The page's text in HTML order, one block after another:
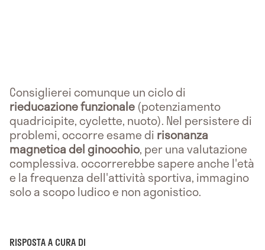
Consiglierei comunque un ciclo di
rieducazione funzionale (potenziamento
quadricipite, cyclette, nuoto). Nel persistere di
problemi, occorre esame di risonanza
magnetica del ginocchio, per una valutazione
complessiva. occorrerebbe sapere anche l'età
e la frequenza dell'attività sportiva, immagino
solo a scopo ludico e non agonistico.
RISPOSTA A CURA DI